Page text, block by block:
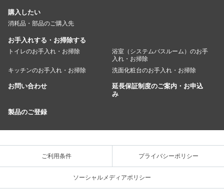
購入したい
消耗品・部品のご購入先
お手入れする・お掃除する
トイレのお手入れ・お掃除
浴室（システムバスルーム）のお手
入れ・お掃除
キッチンのお手入れ・お掃除
洗面化粧台のお手入れ・お掃除
お問い合わせ
延長保証制度のご案内・お申込
み
製品のご登録
ご利用条件 プライバシーポリシー
ソーシャルメディアポリシー